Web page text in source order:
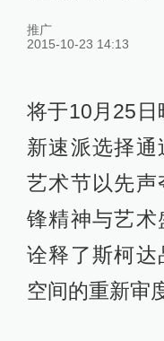
推广
2015-10-23 14:13
将于10月25日
新速派选择
艺术节以先
锋精神与艺
诠释了斯柯达
空间的重新审